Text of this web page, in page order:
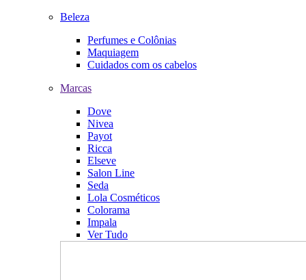
Beleza
Perfumes e Colônias
Maquiagem
Cuidados com os cabelos
Marcas
Dove
Nivea
Payot
Ricca
Elseve
Salon Line
Seda
Lola Cosméticos
Colorama
Impala
Ver Tudo